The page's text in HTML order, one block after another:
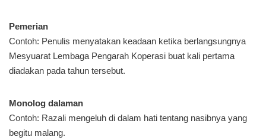
Pemerian
Contoh: Penulis menyatakan keadaan ketika berlangsungnya
Mesyuarat Lembaga Pengarah Koperasi buat kali pertama
diadakan pada tahun tersebut.
Monolog dalaman
Contoh: Razali mengeluh di dalam hati tentang nasibnya yang
begitu malang.